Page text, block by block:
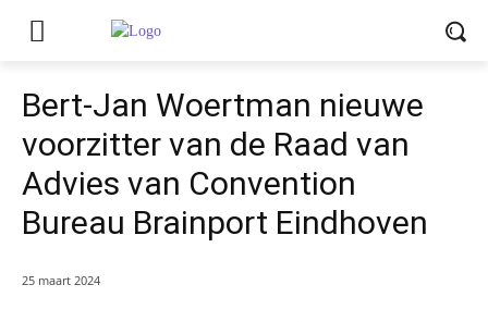
Bert-Jan Woertman nieuwe
voorzitter van de Raad van
Advies van Convention
Bureau Brainport Eindhoven
25 maart 2024